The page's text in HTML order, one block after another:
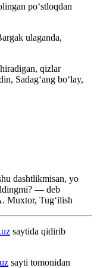
poʻstloqdan
ulaganda,
qizlar
Sadagʻang boʻlay,
dashtlikmisan, yo
— deb
Muxtor, Tugʻilish
saytida qidirib
sayti tomonidan